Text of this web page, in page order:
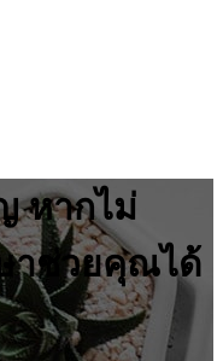
หากไม่
าช่วยคุณได้